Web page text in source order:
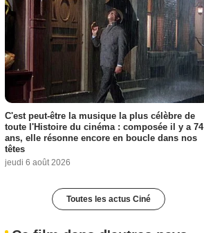
C'est peut-être la musique la plus célèbre de
toute l'Histoire du cinéma : composée il y a 74
ans, elle résonne encore en boucle dans nos
têtes
jeudi 6 août 2026
Toutes les actus Ciné